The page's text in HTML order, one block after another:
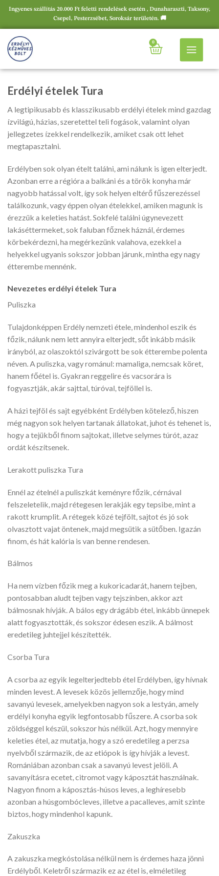
Ingyenes szállítás 20.000 Ft feletti rendelések esetén , Dunaharaszti, Taksony,
Csepel, Pesterzsébet, Soroksár területén. 🚚
0
Erdélyi ételek Tura
A legtipikusabb és klasszikusabb erdélyi ételek mind gazdag
ízvilágú, házias, szeretettel teli fogások, valamint olyan
jellegzetes ízekkel rendelkezik, amiket csak ott lehet
megtapasztalni.
Erdélyben sok olyan ételt találni, ami nálunk is igen elterjedt.
Azonban erre a régióra a balkáni és a török konyha már
nagyobb hatással volt, így sok helyen eltérő fűszerezéssel
találkozunk, vagy éppen olyan ételekkel, amiken magunk is
érezzük a keleties hatást. Sokfelé találni úgynevezett
lakáséttermeket, sok faluban főznek háznál, érdemes
körbekérdezni, ha megérkezünk valahova, ezekkel a
helyekkel ugyanis sokszor jobban járunk, mintha egy nagy
étterembe mennénk.
Nevezetes erdélyi ételek Tura
Puliszka
Tulajdonképpen Erdély nemzeti étele, mindenhol eszik és
főzik, nálunk nem lett annyira elterjedt, sőt inkább másik
irányból, az olaszoktól szivárgott be sok étterembe polenta
néven. A puliszka, vagy románul: mamaliga, nemcsak köret,
hanem főétel is. Gyakran reggelire és vacsorára is
fogyasztják, akár sajttal, túróval, tejföllel is.
A házi tejföl és sajt egyébként Erdélyben kötelező, hiszen
még nagyon sok helyen tartanak állatokat, juhot és tehenet is,
hogy a tejükből finom sajtokat, illetve selymes túrót, azaz
ordát készítsenek.
Lerakott puliszka Tura
Ennél az ételnél a puliszkát keményre főzik, cérnával
felszeletelik, majd rétegesen lerakják egy tepsibe, mint a
rakott krumplit. A rétegek közé tejfölt, sajtot és jó sok
olvasztott vajat öntenek, majd megsütik a sütőben. Igazán
finom, és hát kalória is van benne rendesen.
Bálmos
Ha nem vízben főzik meg a kukoricadarát, hanem tejben,
pontosabban aludt tejben vagy tejszínben, akkor azt
bálmosnak hívják. A bálos egy drágább étel, inkább ünnepek
alatt fogyasztották, és sokszor édesen eszik. A bálmost
eredetileg juhtejjel készítették.
Csorba Tura
A csorba az egyik legelterjedtebb étel Erdélyben, így hívnak
minden levest. A levesek közös jellemzője, hogy mind
savanyú levesek, amelyekben nagyon sok a lestyán, amely
erdélyi konyha egyik legfontosabb fűszere. A csorba sok
zöldséggel készül, sokszor hús nélkül. Azt, hogy mennyire
keleties étel, az mutatja, hogy a szó eredetileg a perzsa
nyelvből származik, de az etiópok is így hívják a levest.
Romániában azonban csak a savanyú levest jelöli. A
savanyításra ecetet, citromot vagy káposztát használnak.
Nagyon finom a káposztás-húsos leves, a leghíresebb
azonban a húsgombócleves, illetve a pacalleves, amit szinte
biztos, hogy mindenhol kapunk.
Zakuszka
A zakuszka megkóstolása nélkül nem is érdemes haza jönni
Erdélyből. Keletről származik ez az étel is, elméletileg